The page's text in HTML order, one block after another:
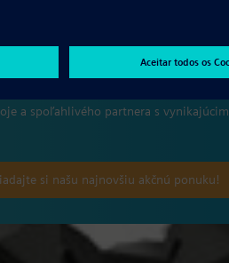
a spoľahlivého partnera s vynikajúcim
si našu najnovšiu akčnú ponuku!